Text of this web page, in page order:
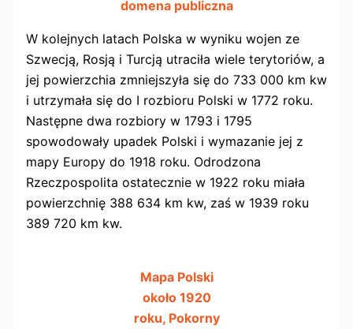
domena publiczna
W kolejnych latach Polska w wyniku wojen ze
Szwecją, Rosją i Turcją utraciła wiele terytoriów, a
jej powierzchia zmniejszyła się do 733 000 km kw
i utrzymała się do I rozbioru Polski w 1772 roku.
Następne dwa rozbiory w 1793 i 1795
spowodowały upadek Polski i wymazanie jej z
mapy Europy do 1918 roku. Odrodzona
Rzeczpospolita ostatecznie w 1922 roku miała
powierzchnię 388 634 km kw, zaś w 1939 roku
389 720 km kw.
Mapa Polski
około 1920
roku, Pokorny